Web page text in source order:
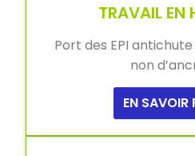
TRAVAIL EN
Port des EPI
non
EN SAVOIR